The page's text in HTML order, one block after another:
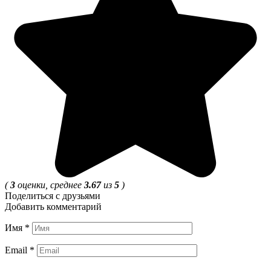
(3 оценки, среднее 3.67из 5 )
Поделиться с друзьями
Добавить комментарий
Имя *
Email *